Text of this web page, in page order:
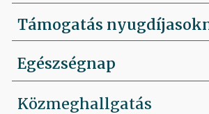
Támogatás
Egészségnap
Közmeghallgatás